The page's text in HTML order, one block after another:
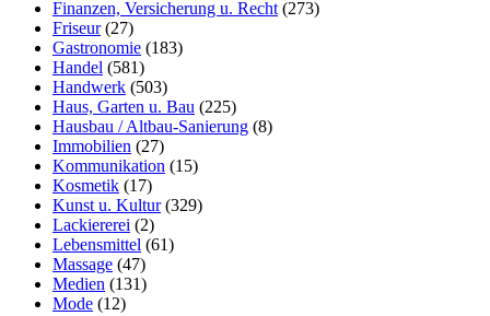
Finanzen, Versicherung u. Recht (273)
Friseur(27)
Gastronomie (183)
Handel (581)
Handwerk (503)
Haus, Garten u. Bau (225)
Hausbau / Altbau-Sanierung (8)
Immobilien (27)
Kommunikation (15)
Kosmetik (17)
Kunst u. Kultur(329)
Lackiererei (2)
Lebensmittel (61)
Massage (47)
Medien (131)
Mode (12)